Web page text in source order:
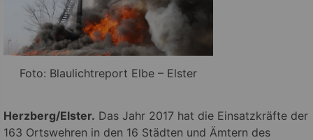
Foto: Blaulichtreport Elbe – Elster
Herzberg/Elster. Das Jahr 2017 hat die Einsatzkräfte der
163 Ortswehren in den 16 Städten und Ämtern des